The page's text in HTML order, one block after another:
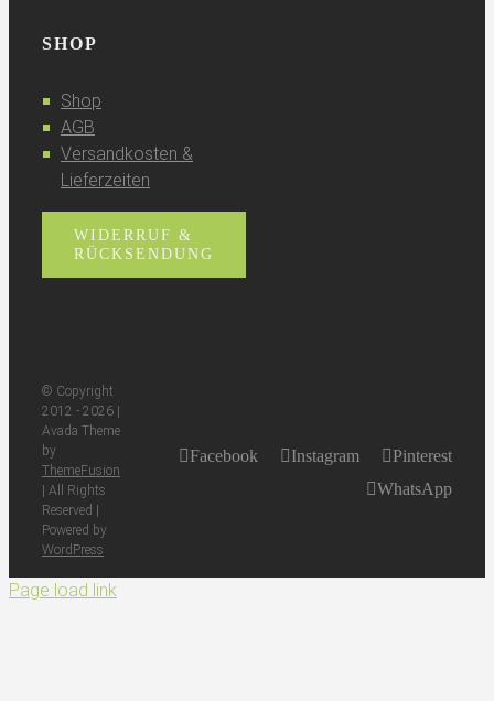
SHOP
Shop
AGB
Versandkosten &
Lieferzeiten
WIDERRUF &
RÜCKSENDUNG
© Copyright
2012 - 2026 |
Avada Theme
by
ThemeFusion
| All Rights
Reserved |
Powered by
WordPress
Facebook Instagram
Pinterest
WhatsApp
Page load link